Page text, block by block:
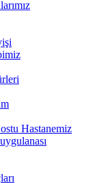
Hastanemiz